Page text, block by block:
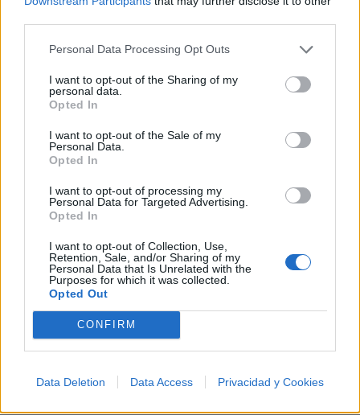
Personal Data Processing Opt Outs
I want to opt-out of the Sharing of my
personal data.
Opted In
I want to opt-out of the Sale of my
Personal Data.
Opted In
I want to opt-out of processing my
Personal Data for Targeted Advertising.
Opted In
I want to opt-out of Collection, Use,
Retention, Sale, and/or Sharing of my
Personal Data that Is Unrelated with the
Purposes for which it was collected.
Opted Out
CONFIRM
Data Deletion Data Access Privacidad y Cookies
Puntuar 'Entre La Espada Y La Pared'
¿Qué te parece esta canción?
5,00
3 votos